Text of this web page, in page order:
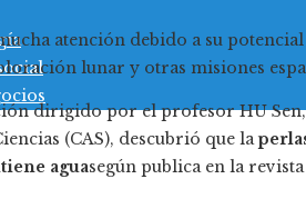
atención debido a su
lunar y otras misiones
dirigido por el profesor HU
(CAS), descubrió que la
aguasegún publica en la revista